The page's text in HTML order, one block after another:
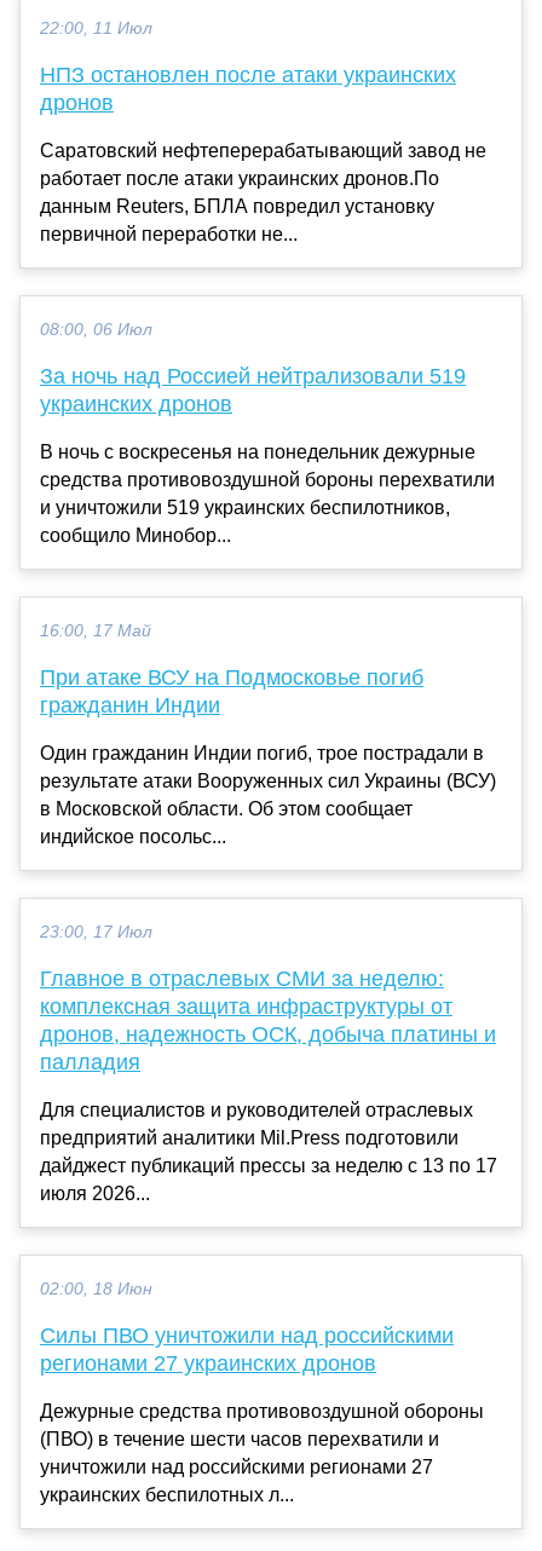
22:00, 11 Июл
НПЗ остановлен после атаки украинских
дронов
Саратовский нефтеперерабатывающий завод не
работает после атаки украинских дронов.По
данным Reuters, БПЛА повредил установку
первичной переработки не...
08:00, 06 Июл
За ночь над Россией нейтрализовали 519
украинских дронов
В ночь с воскресенья на понедельник дежурные
средства противовоздушной бороны перехватили
и уничтожили 519 украинских беспилотников,
сообщило Минобор...
16:00, 17 Май
При атаке ВСУ на Подмосковье погиб
гражданин Индии
Один гражданин Индии погиб, трое пострадали в
результате атаки Вооруженных сил Украины (ВСУ)
в Московской области. Об этом сообщает
индийское посольс...
23:00, 17 Июл
Главное в отраслевых СМИ за неделю:
комплексная защита инфраструктуры от
дронов, надежность ОСК, добыча платины и
палладия
Для специалистов и руководителей отраслевых
предприятий аналитики Mil.Press подготовили
дайджест публикаций прессы за неделю с 13 по 17
июля 2026...
02:00, 18 Июн
Силы ПВО уничтожили над российскими
регионами 27 украинских дронов
Дежурные средства противовоздушной обороны
(ПВО) в течение шести часов перехватили и
уничтожили над российскими регионами 27
украинских беспилотных л...